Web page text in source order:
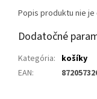
Popis produktu nie
Dodatočné
Kategória: košíky
EAN: